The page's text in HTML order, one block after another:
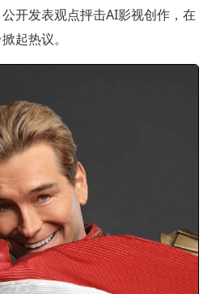
开发表观点抨击AI影视创作，在
起热议。